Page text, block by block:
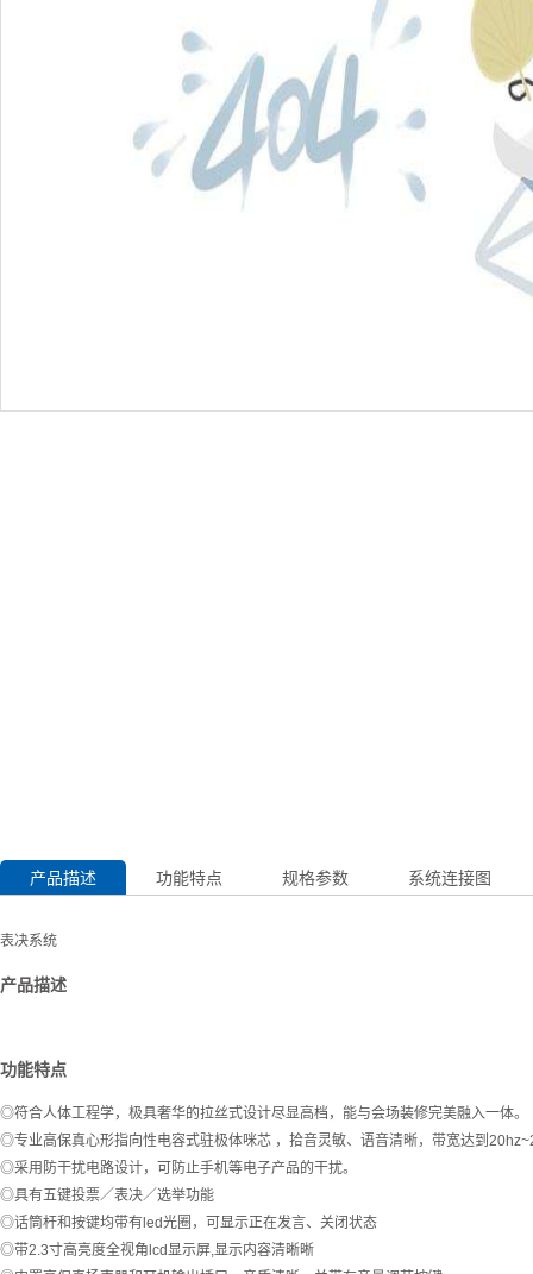
产品描述 功能特点 规格参数 系统连接图
表决系统
产品描述
功能特点
◎符合人体工程学，极具奢华的拉丝式设计尽显高档，能与会场装修完美融入一体。
◎专业高保真心形指向性电容式驻极体咪芯 ，拾音灵敏、语音清晰，带宽达到
◎采用防干扰电路设计，可防止手机等电子产品的干扰。
◎具有五键投票／表决／选举功能
◎话筒杆和按键均带有led光圈，可显示正在发言、关闭状态
◎带2.3寸高亮度全视角lcd显示屏,显示内容清晰晰